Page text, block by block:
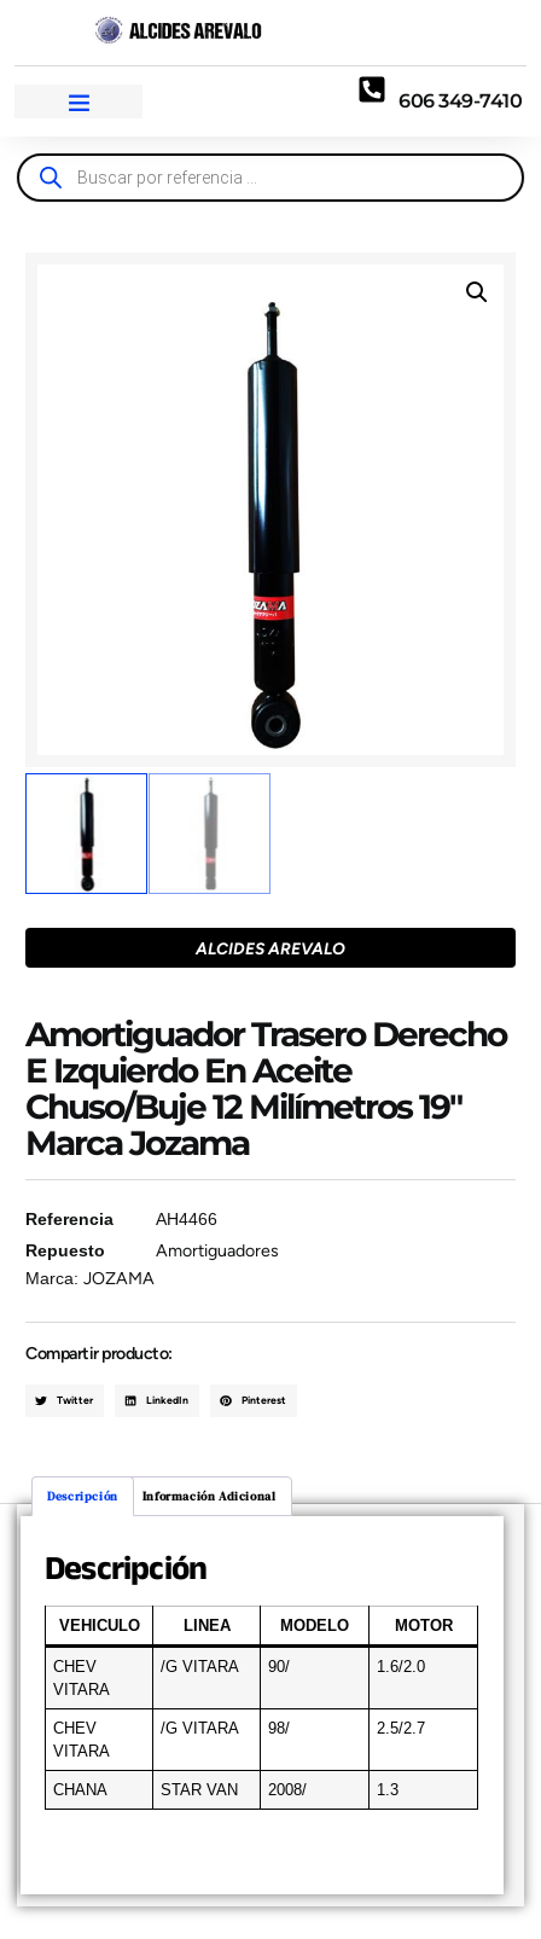
606 349-7410
ALCIDES AREVALO
Amortiguador Trasero Derecho
E Izquierdo En Aceite
Chuso/Buje 12 Milímetros 19″
Marca Jozama
Referencia
AH4466
Repuesto
Amortiguadores
Marca:JOZAMA
Compartir producto:
Twitter LinkedIn Pinterest
Descripción Información Adicional
Descripción
VEHICULO LINEA MODELO MOTOR
CHEV
VITARA
/G VITARA 90/ 1.6/2.0
CHEV
VITARA
/G VITARA 98/ 2.5/2.7
CHANA STAR VAN 2008/ 1.3